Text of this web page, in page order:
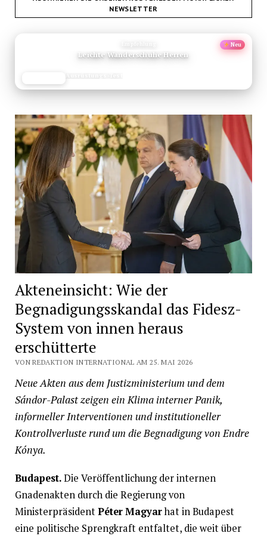
NEWSLETTER
Neu
Leichte Wanderschuhe Herren
Akteneinsicht: Wie der
Begnadigungsskandal das Fidesz-
System von innen heraus
erschütterte
VON REDAKTION INTERNATIONAL AM 25. MAI 2026
Neue Akten aus dem Justizministerium und dem
Sándor-Palast zeigen ein Klima interner Panik,
informeller Interventionen und institutioneller
Kontrollverluste rund um die Begnadigung von Endre
Kónya.
Budapest.Die Veröffentlichung der internen
Gnadenakten durch die Regierung von
MinisterpräsidentPéter Magyarhat in Budapest
eine politische Sprengkraft entfaltet, die weit über